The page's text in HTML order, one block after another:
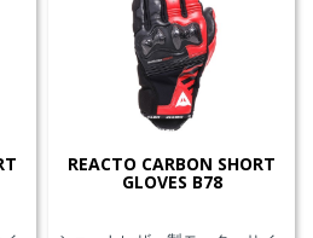
REACTO CARBON SHORT
GLOVES B78